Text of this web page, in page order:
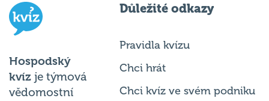
Hospodský
kvíz je týmová
vědomostní
Důležité odkazy
Pravidla kvízu
Chci hrát
Chci kvíz ve svém podniku